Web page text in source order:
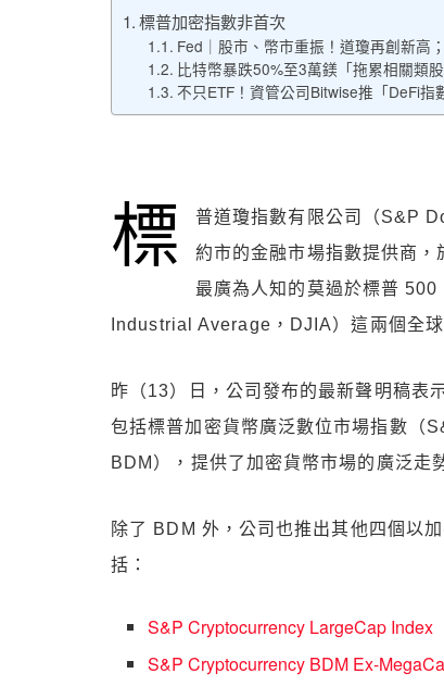
標普加密指數非首次
Fed｜股市、幣市重振！道瓊再創新高
比特幣暴跌50%至3萬鎂「拖累相關類
不只ETF！資管公司Bitwise推「DeFi
標
普道瓊指數有限公司（S&P
約市的金融市場指數提供商
最廣為人知的莫過於標普
Industrial Average，DJIA）這兩個全
昨（13）日，公司發布的最新聲明稿表
包括標普加密貨幣廣泛數位市場指數
BDM），提供了加密貨幣市場的廣泛走
除了 BDM 外，公司也推出其他四個以
括：
S&P Cryptocurrency LargeCap Index
S&P Cryptocurrency BDM Ex-